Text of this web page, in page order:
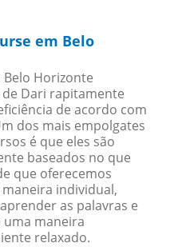
em Belo
Horizonte
Dari rapitamente
de acordo com
dos mais empolgates
é que eles são
baseados no que
que oferecemos
individual,
as palavras e
uma maneira
relaxado.